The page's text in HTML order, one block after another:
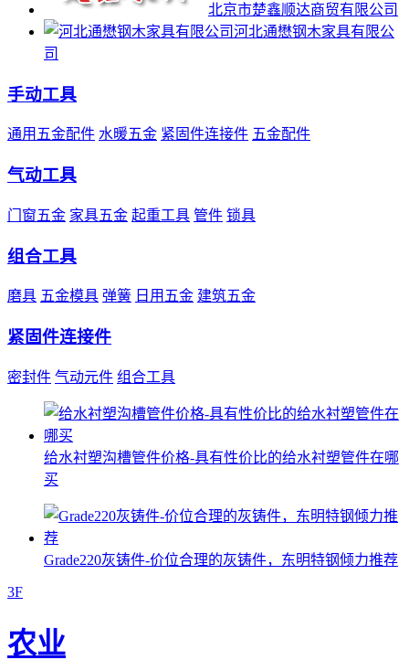
北京市楚鑫顺达商贸有限公司
河北通懋钢木家具有限公
司
手动工具
通用五金配件 水暖五金 紧固件连接件 五金配件
气动工具
门窗五金 家具五金 起重工具 管件 锁具
组合工具
磨具 五金模具 弹簧 日用五金 建筑五金
紧固件连接件
密封件 气动元件 组合工具
给水衬塑沟槽管件价格-具有性价比的给水衬塑管件在哪
买
Grade220灰铸件-价位合理的灰铸件，东明特钢倾力推荐
3F
农业